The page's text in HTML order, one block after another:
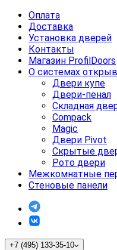
Оплата
Доставка
Установка дверей
Контакты
Магазин ProfilDoors
О системах
Двери купе
Двери-пенал
Складная
Compack
Magic
Двери Pivot
Скрытые
Рото двери
Межкомнатные
Стеновые панели
+7 (495) 133-35-10